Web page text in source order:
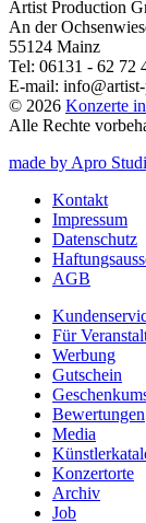
Artist Production
An der
55124 Mainz
Tel: 06131 - 62 72
E-mail:
© 2026 Konzerte
Alle Rechte
made by Apro
Kontakt
Impressum
Datenschutz
AGB
Für
Werbung
Gutschein
Bewertungen
Media
Konzertorte
Archiv
Job